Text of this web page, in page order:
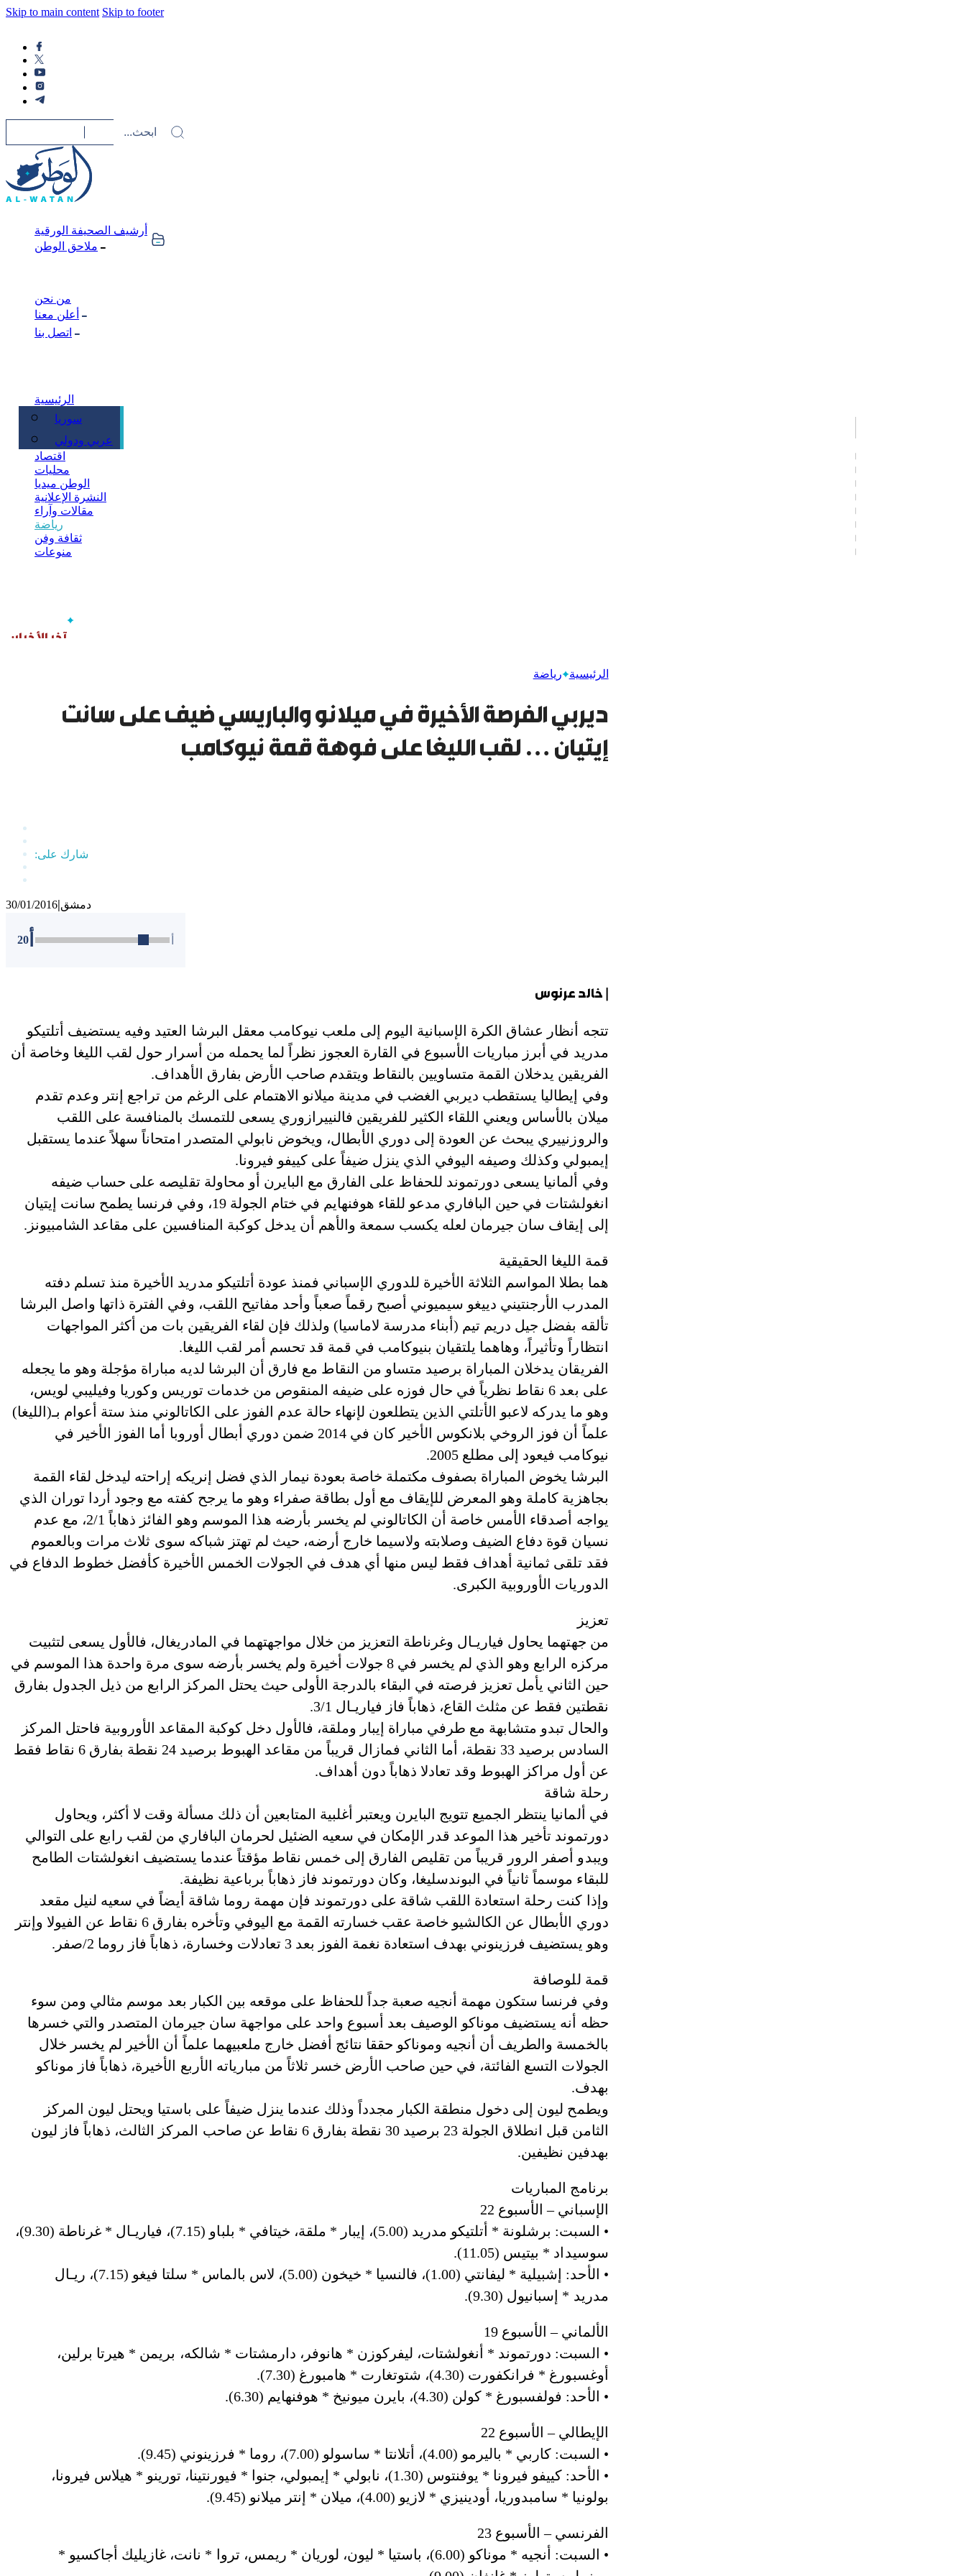
Skip to main content Skip to footer
أرشيف الصحيفة الورقية
ملاحق الوطن
من نحن
أعلن معنا
اتصل بنا
الرئيسية
سوريا
عربي ودولي
اقتصاد
محليات
الوطن ميديا
النشرة الإعلانية
مقالات وآراء
رياضة
ثقافة وفن
منوعات
الرئيسية رياضة
ديربي الفرصة الأخيرة في ميلانو والباريسي ضيف على سانت
إيتيان … لقب الليغا على فوهة قمة نيوكامب
30/01/2016 دمشق
20
| خالد عرنوس
تتجه أنظار عشاق الكرة الإسبانية اليوم إلى ملعب نيوكامب معقل البرشا العتيد وفيه يستضيف أتلتيكو
مدريد في أبرز مباريات الأسبوع في القارة العجوز نظراً لما يحمله من أسرار حول لقب الليغا وخاصة أن
الفريقين يدخلان القمة متساويين بالنقاط ويتقدم صاحب الأرض بفارق الأهداف.
وفي إيطاليا يستقطب ديربي الغضب في مدينة ميلانو الاهتمام على الرغم من تراجع إنتر وعدم تقدم
ميلان بالأساس ويعني اللقاء الكثير للفريقين فالنييرازوري يسعى للتمسك بالمنافسة على اللقب
والروزنييري يبحث عن العودة إلى دوري الأبطال، ويخوض نابولي المتصدر امتحاناً سهلاً عندما يستقبل
إيمبولي وكذلك وصيفه اليوفي الذي ينزل ضيفاً على كييفو فيرونا.
وفي ألمانيا يسعى دورتموند للحفاظ على الفارق مع البايرن أو محاولة تقليصه على حساب ضيفه
انغولشتات في حين البافاري مدعو للقاء هوفنهايم في ختام الجولة 19، وفي فرنسا يطمح سانت إيتيان
إلى إيقاف سان جيرمان لعله يكسب سمعة والأهم أن يدخل كوكبة المنافسين على مقاعد الشامبيونز.
قمة الليغا الحقيقية
هما بطلا المواسم الثلاثة الأخيرة للدوري الإسباني فمنذ عودة أتلتيكو مدريد الأخيرة منذ تسلم دفته
المدرب الأرجنتيني دييغو سيميوني أصبح رقماً صعباً وأحد مفاتيح اللقب، وفي الفترة ذاتها واصل البرشا
تألقه بفضل جيل دريم تيم (أبناء مدرسة لاماسيا) ولذلك فإن لقاء الفريقين بات من أكثر المواجهات
انتظاراً وتأثيراً، وهاهما يلتقيان بنيوكامب في قمة قد تحسم أمر لقب الليغا.
الفريقان يدخلان المباراة برصيد متساو من النقاط مع فارق أن البرشا لديه مباراة مؤجلة وهو ما يجعله
على بعد 6 نقاط نظرياً في حال فوزه على ضيفه المنقوص من خدمات توريس وكوريا وفيليبي لويس،
وهو ما يدركه لاعبو الأتلتي الذين يتطلعون لإنهاء حالة عدم الفوز على الكاتالوني منذ ستة أعوام بـ(الليغا)
علماً أن فوز الروخي بلانكوس الأخير كان في 2014 ضمن دوري أبطال أوروبا أما الفوز الأخير في
نيوكامب فيعود إلى مطلع 2005.
البرشا يخوض المباراة بصفوف مكتملة خاصة بعودة نيمار الذي فضل إنريكه إراحته ليدخل لقاء القمة
بجاهزية كاملة وهو المعرض للإيقاف مع أول بطاقة صفراء وهو ما يرجح كفته مع وجود أردا توران الذي
يواجه أصدقاء الأمس خاصة أن الكاتالوني لم يخسر بأرضه هذا الموسم وهو الفائز ذهاباً 2/1، مع عدم
نسيان قوة دفاع الضيف وصلابته ولاسيما خارج أرضه، حيث لم تهتز شباكه سوى ثلاث مرات وبالعموم
فقد تلقى ثمانية أهداف فقط ليس منها أي هدف في الجولات الخمس الأخيرة كأفضل خطوط الدفاع في
الدوريات الأوروبية الكبرى.
تعزيز
من جهتهما يحاول فياريـال وغرناطة التعزيز من خلال مواجهتهما في المادريغال، فالأول يسعى لتثبيت
مركزه الرابع وهو الذي لم يخسر في 8 جولات أخيرة ولم يخسر بأرضه سوى مرة واحدة هذا الموسم في
حين الثاني يأمل تعزيز فرصته في البقاء بالدرجة الأولى حيث يحتل المركز الرابع من ذيل الجدول بفارق
نقطتين فقط عن مثلث القاع، ذهاباً فاز فياريـال 3/1.
والحال تبدو متشابهة مع طرفي مباراة إيبار وملقة، فالأول دخل كوكبة المقاعد الأوروبية فاحتل المركز
السادس برصيد 33 نقطة، أما الثاني فمازال قريباً من مقاعد الهبوط برصيد 24 نقطة بفارق 6 نقاط فقط
عن أول مراكز الهبوط وقد تعادلا ذهاباً دون أهداف.
رحلة شاقة
في ألمانيا ينتظر الجميع تتويج البايرن ويعتبر أغلبية المتابعين أن ذلك مسألة وقت لا أكثر، ويحاول
دورتموند تأخير هذا الموعد قدر الإمكان في سعيه الضئيل لحرمان البافاري من لقب رابع على التوالي
ويبدو أصفر الرور قريباً من تقليص الفارق إلى خمس نقاط مؤقتاً عندما يستضيف انغولشتات الطامح
للبقاء موسماً ثانياً في البوندسليغا، وكان دورتموند فاز ذهاباً برباعية نظيفة.
وإذا كنت رحلة استعادة اللقب شاقة على دورتموند فإن مهمة روما شاقة أيضاً في سعيه لنيل مقعد
دوري الأبطال عن الكالشيو خاصة عقب خسارته القمة مع اليوفي وتأخره بفارق 6 نقاط عن الفيولا وإنتر
وهو يستضيف فرزينوني بهدف استعادة نغمة الفوز بعد 3 تعادلات وخسارة، ذهاباً فاز روما 2/صفر.
قمة للوصافة
وفي فرنسا ستكون مهمة أنجيه صعبة جداً للحفاظ على موقعه بين الكبار بعد موسم مثالي ومن سوء
حظه أنه يستضيف موناكو الوصيف بعد أسبوع واحد على مواجهة سان جيرمان المتصدر والتي خسرها
بالخمسة والطريف أن أنجيه وموناكو حققا نتائج أفضل خارج ملعبيهما علماً أن الأخير لم يخسر خلال
الجولات التسع الفائتة، في حين صاحب الأرض خسر ثلاثاً من مبارياته الأربع الأخيرة، ذهاباً فاز موناكو
بهدف.
ويطمح ليون إلى دخول منطقة الكبار مجدداً وذلك عندما ينزل ضيفاً على باستيا ويحتل ليون المركز
الثامن قبل انطلاق الجولة 23 برصيد 30 نقطة بفارق 6 نقاط عن صاحب المركز الثالث، ذهاباً فاز ليون
بهدفين نظيفين.
برنامج المباريات
الإسباني – الأسبوع 22
• السبت: برشلونة * أتلتيكو مدريد (5.00)، إيبار * ملقة، خيتافي * بلباو (7.15)، فياريـال * غرناطة (9.30)،
سوسيداد * بيتيس (11.05).
• الأحد: إشبيلية * ليفانتي (1.00)، فالنسيا * خيخون (5.00)، لاس بالماس * سلتا فيغو (7.15)، ريـال
مدريد * إسبانيول (9.30).
الألماني – الأسبوع 19
• السبت: دورتموند * أنغولشتات، ليفركوزن * هانوفر، دارمشتات * شالكه، بريمن * هيرتا برلين،
أوغسبورغ * فرانكفورت (4.30)، شتوتغارت * هامبورغ (7.30).
• الأحد: فولفسبورغ * كولن (4.30)، بايرن ميونيخ * هوفنهايم (6.30).
الإيطالي – الأسبوع 22
• السبت: كاربي * باليرمو (4.00)، أتلانتا * ساسولو (7.00)، روما * فرزينوني (9.45).
• الأحد: كييفو فيرونا * يوفنتوس (1.30)، نابولي * إيمبولي، جنوا * فيورنتينا، تورينو * هيلاس فيرونا،
بولونيا * سامبدوريا، أودينيزي * لازيو (4.00)، ميلان * إنتر ميلانو (9.45).
الفرنسي – الأسبوع 23
• السبت: أنجيه * موناكو (6.00)، باستيا * ليون، لوريان * ريمس، تروا * نانت، غازيليك أجاكسيو *